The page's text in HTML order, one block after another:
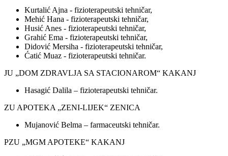
Kurtalić Ajna - fizioterapeutski tehničar,
Mehić Hana - fizioterapeutski tehničar,
Husić Anes - fizioterapeutski tehničar,
Grahić Ema - fizioterapeutski tehničar,
Didović Mersiha - fizioterapeutski tehničar,
Ćatić Muaz - fizioterapeutski tehničar.
JU „DOM ZDRAVLJA SA STACIONAROM“ KAKANJ
Hasagić Dalila – fizioterapeutski tehničar.
ZU APOTEKA „ZENI-LIJEK“ ZENICA
Mujanović Belma – farmaceutski tehničar.
PZU „MGM APOTEKE“ KAKANJ